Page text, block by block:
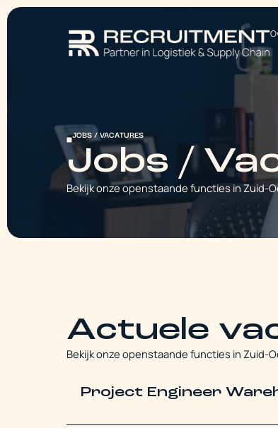
JOBS / VACATURES
Jobs /
Bekijk onze openstaande functies in Zuid-
Actuele
Bekijk onze openstaande functies in Zuid-
Project Engineer